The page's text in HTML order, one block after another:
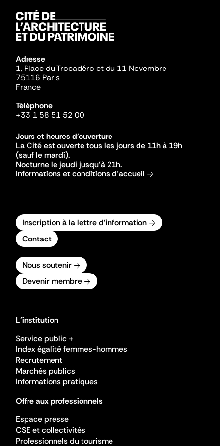
Adresse
1, Place du Trocadéro et du 11 Novembre
75116 Paris
France
Téléphone
+33 1 58 51 52 00
Jours et heures d'ouverture
La Cité est ouverte tous les jours de 11h à 19h
(sauf le mardi).
Nocturne le jeudi jusqu'à 21h.
Informations et conditions d'accueil
Inscription à la lettre d'information
Contact
Nous soutenir
Devenir membre
L'institution
Service public +
Index égalité femmes-hommes
Recrutement
Marchés publics
Informations pratiques
Offre aux professionnels
Espace presse
CSE et collectivités
Professionnels du tourisme